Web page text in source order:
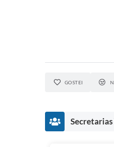
GOSTEI